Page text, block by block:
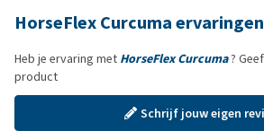
HorseFlex Curcuma ervaringen
Heb je ervaring met HorseFlex Curcuma?
product
Schrijf jouw eigen